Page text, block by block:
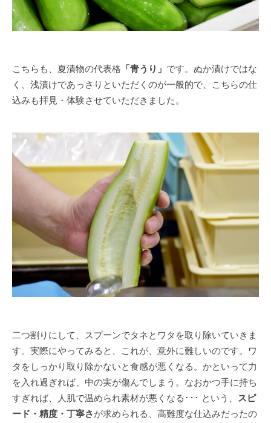
こちらも、夏漬物の代表格 「青うり」 です。ぬか漬けではな
く、浅漬けであっさりといただくのが一般的で、こちらの仕
込みも拝見・体験させていただきました。
二つ割りにして、スプーンでタネとワタを取り除いていきま
す。実際にやってみると、これが、意外に難しいのです。ワ
タをしっかり取り除かないと食感が悪くなる。かといって力
を入れ過ぎれば、中の実が傷んでしまう。なおかつ手に持ち
すぎれば、人肌で温められ素材が悪くなる･･･ という、
スピ
ード・精度・丁寧さが求められる、高難度な仕込みだったの